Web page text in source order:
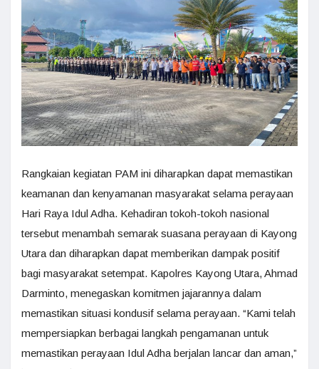
Rangkaian kegiatan PAM ini diharapkan dapat memastikan
keamanan dan kenyamanan masyarakat selama perayaan
Hari Raya Idul Adha. Kehadiran tokoh-tokoh nasional
tersebut menambah semarak suasana perayaan di Kayong
Utara dan diharapkan dapat memberikan dampak positif
bagi masyarakat setempat. Kapolres Kayong Utara, Ahmad
Darminto, menegaskan komitmen jajarannya dalam
memastikan situasi kondusif selama perayaan. “Kami telah
mempersiapkan berbagai langkah pengamanan untuk
memastikan perayaan Idul Adha berjalan lancar dan aman,”